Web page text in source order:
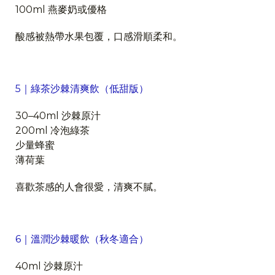
100ml 燕麥奶或優格
酸感被熱帶水果包覆，口感滑順柔和。
5｜綠茶沙棘清爽飲（低甜版）
30–40ml 沙棘原汁
200ml 冷泡綠茶
少量蜂蜜
薄荷葉
喜歡茶感的人會很愛，清爽不膩。
6｜溫潤沙棘暖飲（秋冬適合）
40ml 沙棘原汁